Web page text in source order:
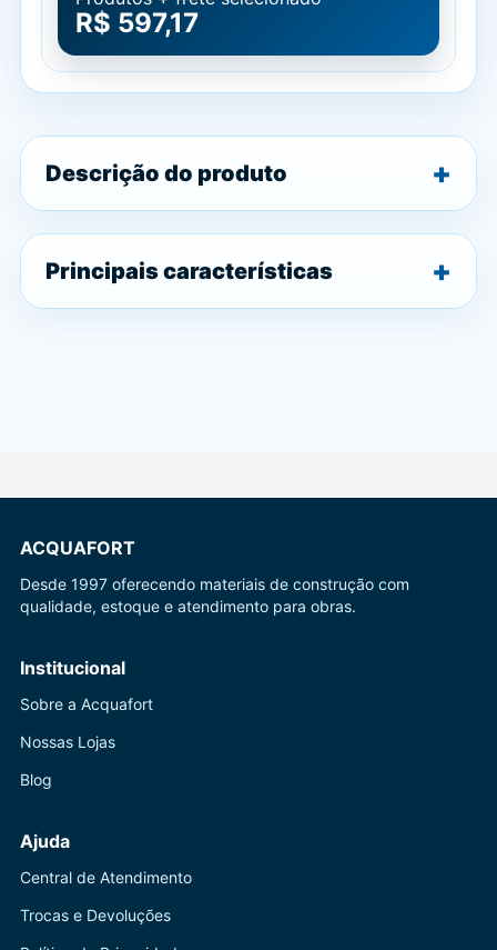
R$ 597,17
Descrição do produto
Principais características
ACQUAFORT
Desde 1997 oferecendo materiais de construção com
qualidade, estoque e atendimento para obras.
Institucional
Sobre a Acquafort
Nossas Lojas
Blog
Ajuda
Central de Atendimento
Trocas e Devoluções